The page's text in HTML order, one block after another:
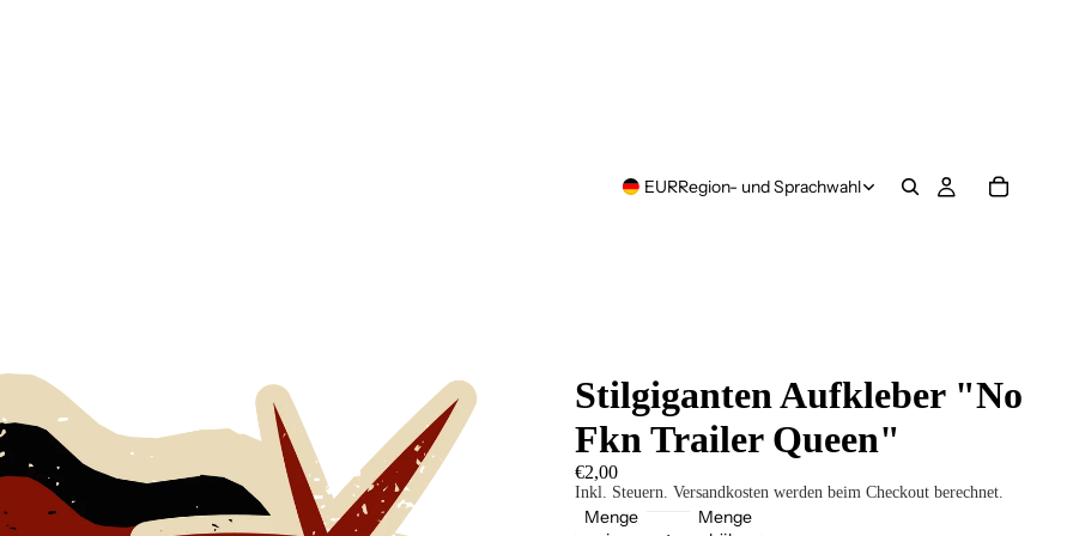
EURRegion- und Sprachwahl
Stilgiganten Aufkleber "No
Fkn Trailer Queen"
€2,00
Inkl. Steuern. Versandkosten werden beim Checkout berechnet.
Menge
Menge